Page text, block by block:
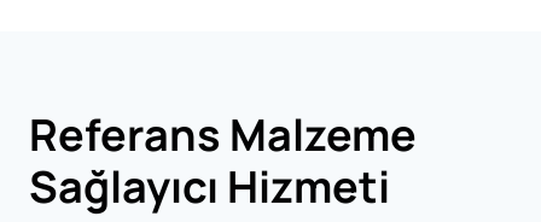
Referans Malzeme
Sağlayıcı Hizmeti